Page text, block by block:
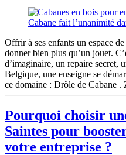
Offrir à ses enfants un espace
donner bien plus qu’un jouet.
d’imaginaire, un repaire secret,
Belgique, une enseigne se
ce domaine : Drôle de Cabane .
Pourquoi choisir
Saintes pour
votre entreprise ?